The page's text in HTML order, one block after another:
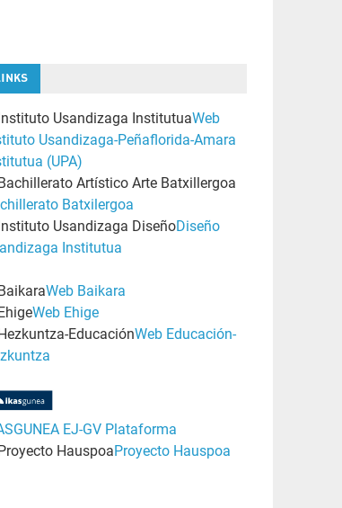
Web
Usandizaga-Peñaflorida-Amara
(UPA)
Batxilergoa
Diseño
Institutua
Web Baikara
Web Ehige
Web Educación-
EJ-GV Plataforma
Proyecto Hauspoa